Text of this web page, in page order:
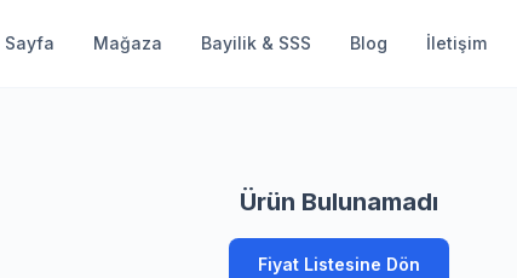
Sayfa Mağaza Bayilik & SSS Blog İletişim
Ürün Bulunamadı
Fiyat Listesine Dön